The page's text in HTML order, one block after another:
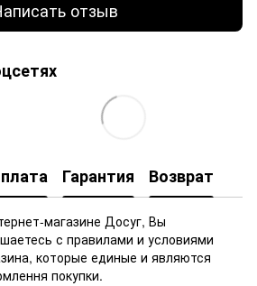
отзыв
Гарантия Возврат
магазине Досуг, Вы
с правилами и условиями
которые единые и являются
покупки.